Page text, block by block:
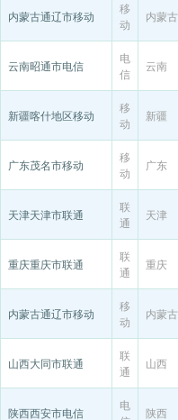
内蒙古通辽市移动
移
动
内蒙古
云南昭通市电信
电
信
云南
新疆喀什地区移动
移
动
新疆
广东茂名市移动
移
动
广东
天津天津市联通
联
通
天津
重庆重庆市联通
联
通
重庆
内蒙古通辽市移动
移
动
内蒙古
山西大同市联通
联
通
山西
陕西西安市电信
电
陕西